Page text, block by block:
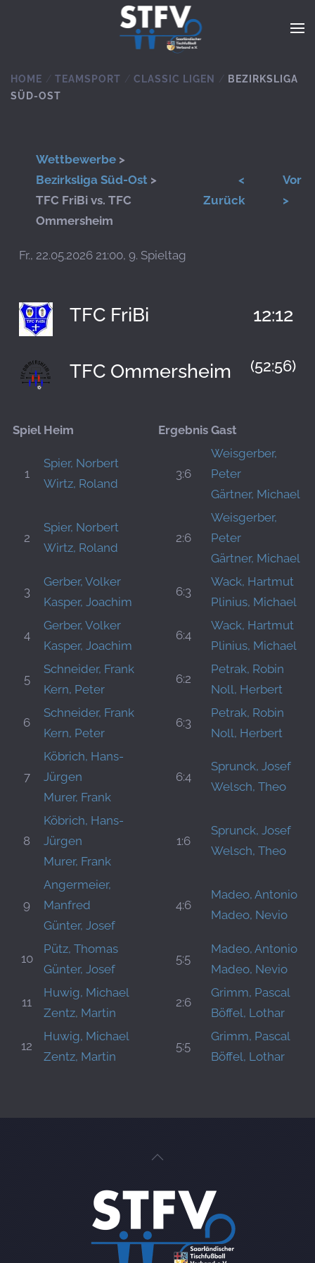
Zum Hauptinhalt springen
HOME TEAMSPORT CLASSIC LIGEN
BEZIRKSLIGA
SÜD-OST
Wettbewerbe >
Bezirksliga Süd-Ost >
TFC FriBi vs. TFC
Ommersheim
<
Zurück
Vor
>
Fr., 22.05.2026 21:00, 9. Spieltag
TFC FriBi 12:12
(52:56)
TFC Ommersheim
Spiel Heim Ergebnis Gast
1
Spier, Norbert
Wirtz, Roland
3:6
Weisgerber,
Peter
Gärtner, Michael
2
Spier, Norbert
Wirtz, Roland
2:6
Weisgerber,
Peter
Gärtner, Michael
3
Gerber, Volker
Kasper, Joachim
6:3
Wack, Hartmut
Plinius, Michael
4
Gerber, Volker
Kasper, Joachim
6:4
Wack, Hartmut
Plinius, Michael
5
Schneider, Frank
Kern, Peter
6:2
Petrak, Robin
Noll, Herbert
6
Schneider, Frank
Kern, Peter
6:3
Petrak, Robin
Noll, Herbert
7
Köbrich, Hans-
Jürgen
Murer, Frank
6:4
Sprunck, Josef
Welsch, Theo
8
Köbrich, Hans-
Jürgen
Murer, Frank
1:6
Sprunck, Josef
Welsch, Theo
9
Angermeier,
Manfred
Günter, Josef
4:6
Madeo, Antonio
Madeo, Nevio
10
Pütz, Thomas
Günter, Josef
5:5
Madeo, Antonio
Madeo, Nevio
11
Huwig, Michael
Zentz, Martin
2:6
Grimm, Pascal
Böffel, Lothar
12
Huwig, Michael
Zentz, Martin
5:5
Grimm, Pascal
Böffel, Lothar